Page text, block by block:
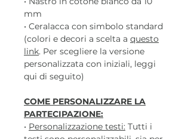
mm
• Ceralacca con simbolo standard
(colori e decori a scelta a questo
link. Per scegliere la versione
personalizzata con iniziali, leggi
qui di seguito)
COME PERSONALIZZARE LA
PARTECIPAZIONE:
• Personalizzazione testi: Tutti i